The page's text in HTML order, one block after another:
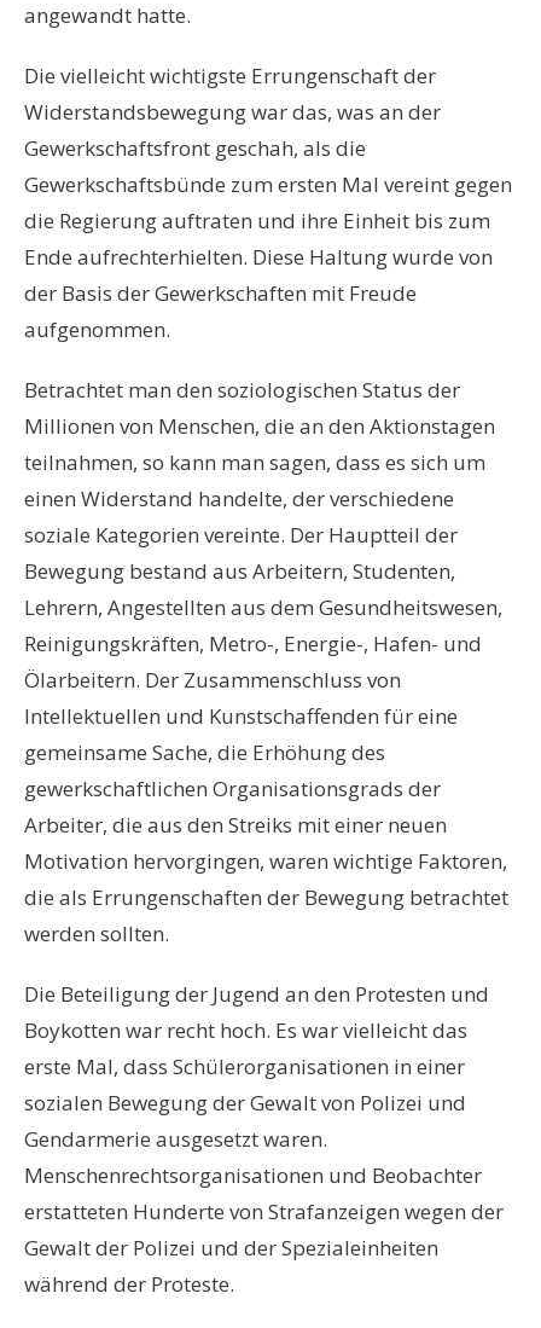
angewandt hatte.
Die vielleicht wichtigste Errungenschaft der
Widerstandsbewegung war das, was an der
Gewerkschaftsfront geschah, als die
Gewerkschaftsbünde zum ersten Mal vereint gegen
die Regierung auftraten und ihre Einheit bis zum
Ende aufrechterhielten. Diese Haltung wurde von
der Basis der Gewerkschaften mit Freude
aufgenommen.
Betrachtet man den soziologischen Status der
Millionen von Menschen, die an den Aktionstagen
teilnahmen, so kann man sagen, dass es sich um
einen Widerstand handelte, der verschiedene
soziale Kategorien vereinte. Der Hauptteil der
Bewegung bestand aus Arbeitern, Studenten,
Lehrern, Angestellten aus dem Gesundheitswesen,
Reinigungskräften, Metro-, Energie-, Hafen- und
Ölarbeitern. Der Zusammenschluss von
Intellektuellen und Kunstschaffenden für eine
gemeinsame Sache, die Erhöhung des
gewerkschaftlichen Organisationsgrads der
Arbeiter, die aus den Streiks mit einer neuen
Motivation hervorgingen, waren wichtige Faktoren,
die als Errungenschaften der Bewegung betrachtet
werden sollten.
Die Beteiligung der Jugend an den Protesten und
Boykotten war recht hoch. Es war vielleicht das
erste Mal, dass Schülerorganisationen in einer
sozialen Bewegung der Gewalt von Polizei und
Gendarmerie ausgesetzt waren.
Menschenrechtsorganisationen und Beobachter
erstatteten Hunderte von Strafanzeigen wegen der
Gewalt der Polizei und der Spezialeinheiten
während der Proteste.